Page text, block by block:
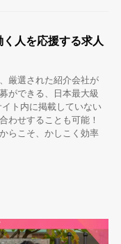
人を応援する求人
厳選された紹介会社が
ができる、日本最大級
ト内に掲載していない
わせすることも可能！
らこそ、かしこく効率